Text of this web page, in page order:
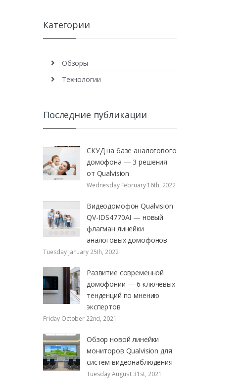
Категории
Обзоры
Технологии
Последние публикации
СКУД на базе аналогового
домофона — 3 решения
от Qualvision
Wednesday February 16th, 2022
Видеодомофон Qualvision
QV-IDS4770AI — новый
флагман линейки
аналоговых домофонов
Tuesday January 25th, 2022
Развитие современной
домофонии — 6 ключевых
тенденций по мнению
экспертов
Friday October 22nd, 2021
Обзор новой линейки
мониторов Qualvision для
систем видеонаблюдения
Tuesday August 31st, 2021